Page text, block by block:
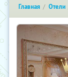
Главная Отели